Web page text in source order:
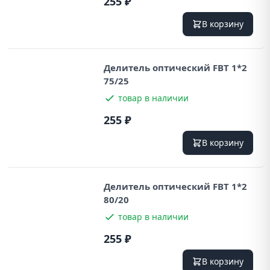
В корзину
Делитель оптический FBT 1*2
75/25
товар в наличии
255 ₽
В корзину
Делитель оптический FBT 1*2
80/20
товар в наличии
255 ₽
В корзину